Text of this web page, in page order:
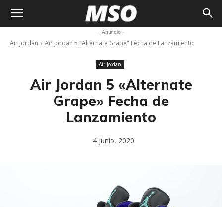
Sneaker
- Anuncio -
Air Jordan Air Jordan 5 "Alternate Grape" Fecha de Lanzamiento
Air Jordan
Air Jordan 5 «Alternate
Grape» Fecha de
Lanzamiento
4 junio, 2020